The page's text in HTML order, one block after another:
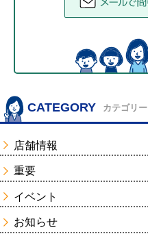
CATEGORY カテゴリー
店舗情報
重要
イベント
お知らせ